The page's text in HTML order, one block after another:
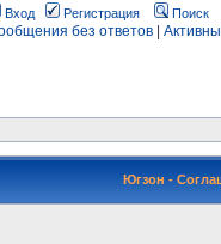
Вход Регистрация Поиск
без ответов
Югзон -